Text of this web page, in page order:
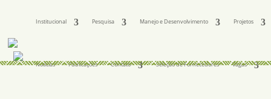
Institucional Pesquisa Manejo e Desenvolvimento Projetos
Notícias Publicações Contato Seleção de Fornecedores Vagas